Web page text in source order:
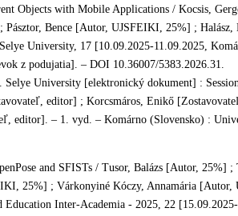
Objects with Mobile Applications / Kocsis,
Bence [Autor, UJSFEIKI, 25%] ;
University, 17 [10.09.2025-11.09.2025,
z podujatia]. – DOI 10.36007/5383.2026.31.
University [elektronický dokument] :
editor] ; Korcsmáros, Enikő
editor]. – 1. vyd. – Komárno (Slovensko) :
and SFISTs / Tusor, Balázs [Autor, 25%]
25%] ; Várkonyiné Kóczy, Annamária [Autor,
Education Inter-Academia - 2025, 22